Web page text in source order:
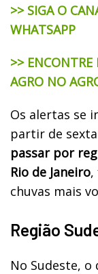
>> SIGA O
WHATSAPP
>> ENCONTRE
AGRO NO
Os alertas se
partir de
passar por
Rio de Janeiro,
chuvas mais
Região
No Sudeste, o